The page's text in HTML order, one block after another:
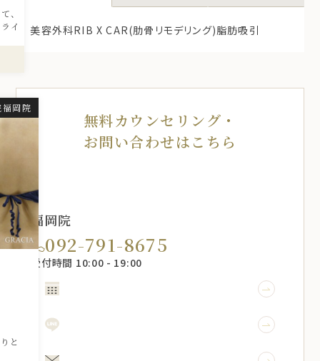
、
イ
岡院
と
美容外科RIB X CAR(肋骨リモデリング)脂肪吸引
無料カウンセリング・
お問い合わせはこちら
福岡院
092-791-8675
受付時間 10:00 - 19:00